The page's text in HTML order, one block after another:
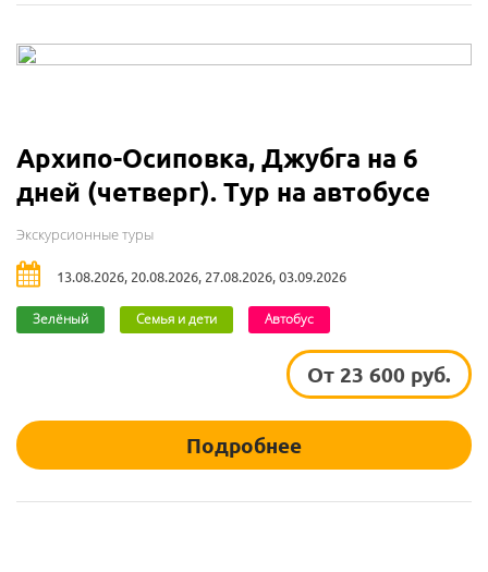
Архипо-Осиповка, Джубга на 6
дней (четверг). Тур на автобусе
Экскурсионные туры
13.08.2026, 20.08.2026, 27.08.2026, 03.09.2026
Зелёный Семья и дети Автобус
От 23 600 руб.
Подробнее